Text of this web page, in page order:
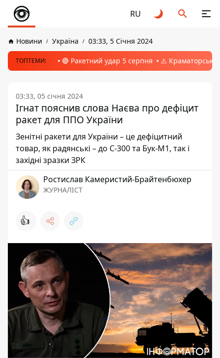
RU
Новини Україна 03:33, 5 Січня 2024
ТОПТЕМИ: 🔴 Ракетний удар 5 серпня ⚠️ Краматорськ,
03:33, 05 січня 2024
Ігнат пояснив слова Наєва про дефіцит
ракет для ППО України
Зенітні ракети для України – це дефіцитний
товар, як радянські – до С-300 та Бук-М1, так і
західні зразки ЗРК
Ростислав Камеристий-Брайтенбюхер
ЖУРНАЛІСТ
👍